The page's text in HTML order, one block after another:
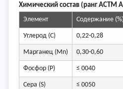
Химический состав (ранг АСТМ
Элемент
Содержание
Углерод (C) 0,22-0,28
Марганец (Mn) 0,30-0,60
Фосфор (P) ≤ 0040
Сера (S) ≤ 0050